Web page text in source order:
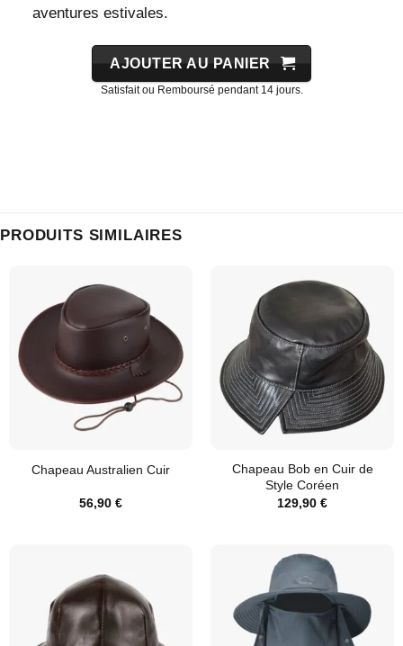
aventures estivales.
AJOUTER AU PANIER
Satisfait ou Remboursé pendant 14 jours.
PRODUITS SIMILAIRES
Chapeau Australien Cuir
56,90 €
Chapeau Bob en Cuir de
Style Coréen
129,90 €